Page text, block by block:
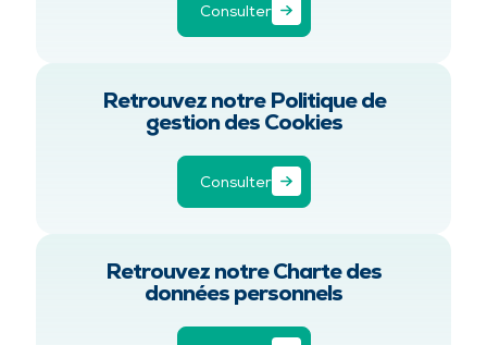
Consulter
Retrouvez notre Politique de
gestion des Cookies
Consulter
Retrouvez notre Charte des
données personnels